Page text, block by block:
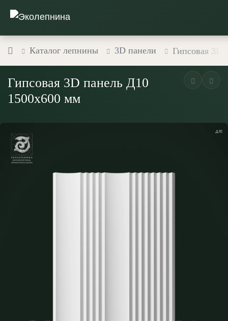
Каталог лепнины 3D панели Гипсовая 3D
Гипсовая 3D панель Д10
1500х600 мм